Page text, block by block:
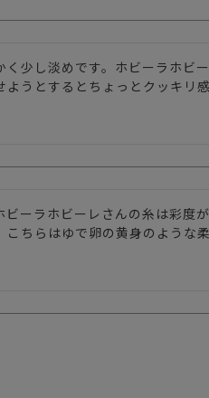
く少し淡めです。ホビーラホビ
ようとするとちょっとクッキリ
ビーラホビーレさんの糸は彩度
こちらはゆで卵の黄身のような